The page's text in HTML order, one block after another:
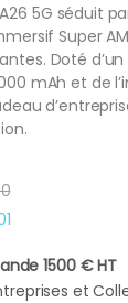
5G séduit
Super
Doté
mAh et de
1500 € HT
et